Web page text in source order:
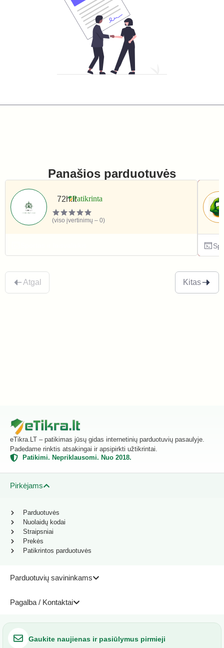
Panašios parduotuvės
72h.lt
(viso įvertinimų – 0)
Atgal Kitas
eTikra.LT – patikimas jūsų gidas internetinių parduotuvių pasaulyje.
Padedame rinktis atsakingai ir apsipirkti užtikrintai.
Patikimi. Nepriklausomi. Nuo 2018.
Pirkėjams
Parduotuvių savininkams
Pagalba / Kontaktai
Parduotuvės
Nuolaidų kodai
Straipsniai
Prekės
Patikrintos parduotuvės
Gaukite naujienas ir pasiūlymus pirmieji